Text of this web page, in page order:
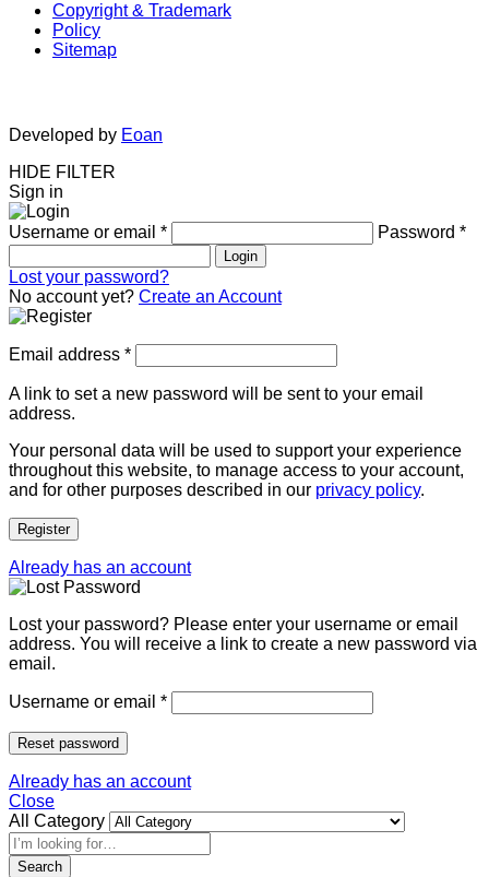
Copyright & Trademark
Policy
Sitemap
Developed by Eoan
HIDE FILTER
Sign in
Username or email * Password *
Login
Lost your password?
No account yet? Create an Account
Email address *
A link to set a new password will be sent to your email
address.
Your personal data will be used to support your experience
throughout this website, to manage access to your account,
and for other purposes described in our privacy policy.
Register
Already has an account
Lost your password? Please enter your username or email
address. You will receive a link to create a new password via
email.
Username or email *
Reset password
Already has an account
Close
All Category
Search